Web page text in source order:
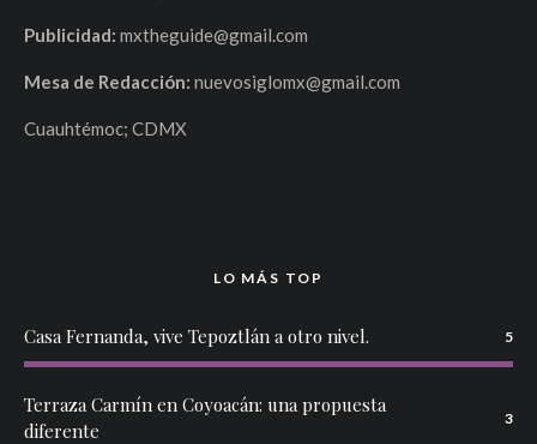
Publicidad: mxtheguide@gmail.com
Mesa de Redacción: nuevosiglomx@gmail.com
Cuauhtémoc; CDMX
LO MÁS TOP
Casa Fernanda, vive Tepoztlán a otro nivel. 5
Terraza Carmín en Coyoacán: una propuesta
diferente
3